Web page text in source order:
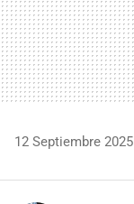
12 Septiembre 2025